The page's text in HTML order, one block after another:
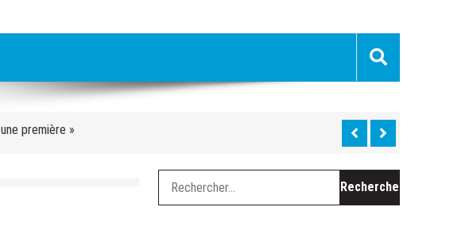
sur les matches »
se retrouve au pied du Ventoux cette semaine